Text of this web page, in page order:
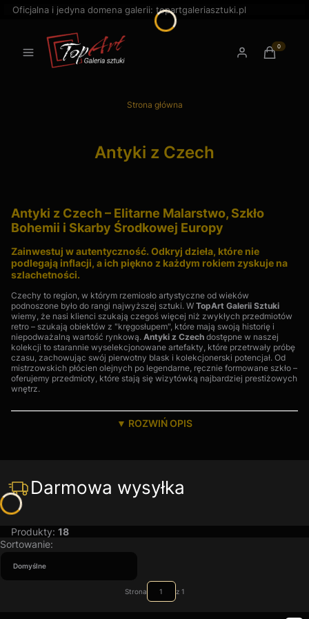
Oficjalna i jedyna domena galerii: topartgaleriasztuki.pl
Menu Zaloguj się-: 0.
Koszyk
Strona główna
Antyki z Czech
Antyki z Czech – Elitarne Malarstwo, Szkło
Bohemii i Skarby Środkowej Europy
Zainwestuj w autentyczność. Odkryj dzieła, które nie
podlegają inflacji, a ich piękno z każdym rokiem zyskuje na
szlachetności.
Czechy to region, w którym rzemiosło artystyczne od wieków
podnoszone było do rangi najwyższej sztuki. W TopArt Galerii Sztuki
wiemy, że nasi klienci szukają czegoś więcej niż zwykłych przedmiotów
retro – szukają obiektów z "kręgosłupem", które mają swoją historię i
niepodważalną wartość rynkową. Antyki z Czech dostępne w naszej
kolekcji to starannie wyselekcjonowane artefakty, które przetrwały próbę
czasu, zachowując swój pierwotny blask i kolekcjonerski potencjał. Od
mistrzowskich płócien olejnych po legendarne, ręcznie formowane szkło –
oferujemy przedmioty, które stają się wizytówką najbardziej prestiżowych
wnętrz.
Darmowa wysyłka
Produkty: 18
Lista produktów
Sortowanie:
Domyślne
Strona z 1